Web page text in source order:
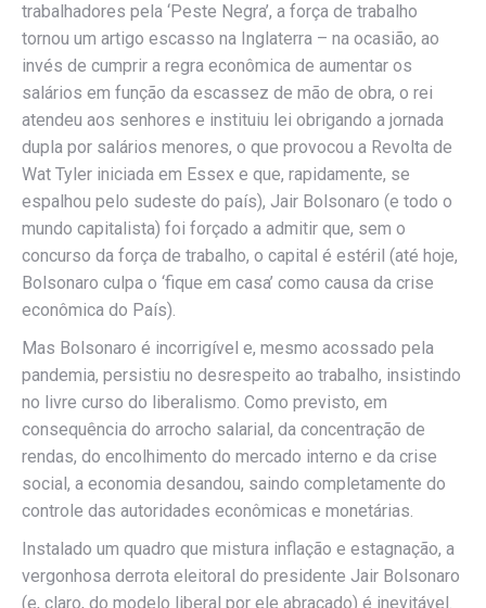
trabalhadores pela ‘Peste Negra’, a força de trabalho
tornou um artigo escasso na Inglaterra – na ocasião, ao
invés de cumprir a regra econômica de aumentar os
salários em função da escassez de mão de obra, o rei
atendeu aos senhores e instituiu lei obrigando a jornada
dupla por salários menores, o que provocou a Revolta de
Wat Tyler iniciada em Essex e que, rapidamente, se
espalhou pelo sudeste do país), Jair Bolsonaro (e todo o
mundo capitalista) foi forçado a admitir que, sem o
concurso da força de trabalho, o capital é estéril (até hoje,
Bolsonaro culpa o ‘fique em casa’ como causa da crise
econômica do País).
Mas Bolsonaro é incorrigível e, mesmo acossado pela
pandemia, persistiu no desrespeito ao trabalho, insistindo
no livre curso do liberalismo. Como previsto, em
consequência do arrocho salarial, da concentração de
rendas, do encolhimento do mercado interno e da crise
social, a economia desandou, saindo completamente do
controle das autoridades econômicas e monetárias.
Instalado um quadro que mistura inflação e estagnação, a
vergonhosa derrota eleitoral do presidente Jair Bolsonaro
(e, claro, do modelo liberal por ele abraçado) é inevitável.